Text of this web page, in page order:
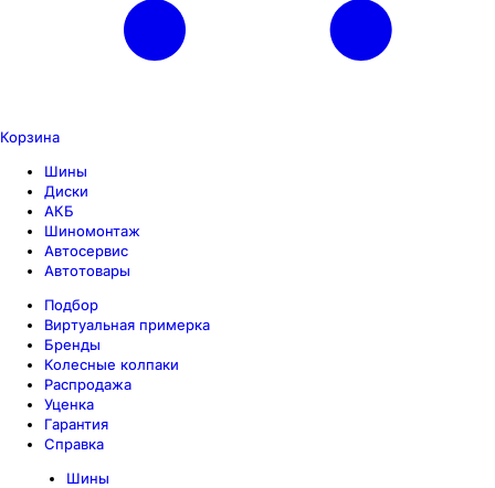
Корзина
Шины
Диски
АКБ
Шиномонтаж
Автосервис
Автотовары
Подбор
Виртуальная примерка
Бренды
Колесные колпаки
Распродажа
Уценка
Гарантия
Справка
Шины